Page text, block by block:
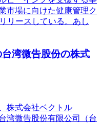
市場に向けた健康管理ク
リースしている。あし
湾微告股份の株式
株式会社ベクトル
湾微告股份有限公司（台